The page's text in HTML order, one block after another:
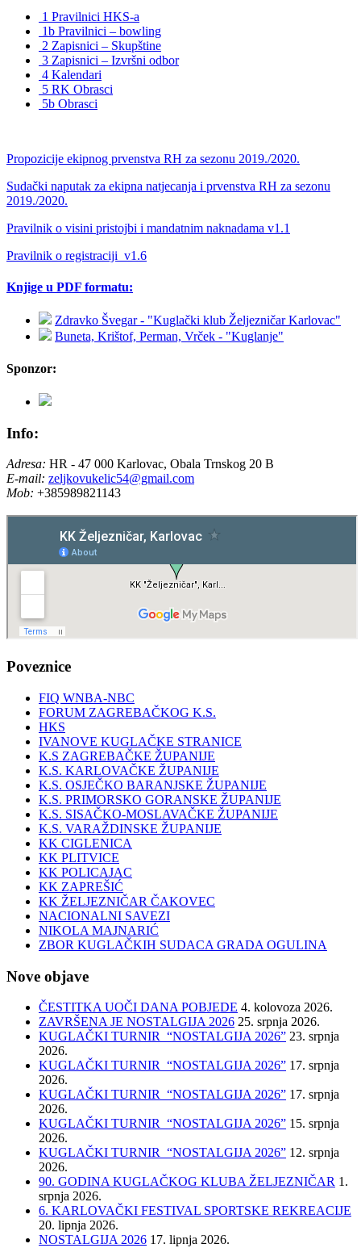
1 Pravilnici HKS-a
1b Pravilnici – bowling
2 Zapisnici – Skupštine
3 Zapisnici – Izvršni odbor
4 Kalendari
5 RK Obrasci
5b Obrasci
Propozicije ekipnog prvenstva RH za sezonu 2019./2020.
Sudački naputak za ekipna natjecanja i prvenstva RH za sezonu
2019./2020.
Pravilnik o visini pristojbi i mandatnim naknadama v1.1
Pravilnik o registraciji_v1.6
Knjige u PDF formatu:
Zdravko Švegar - "Kuglački klub Željezničar Karlovac"
Buneta, Krištof, Perman, Vrček - "Kuglanje"
Sponzor:
Info:
Adresa: HR - 47 000 Karlovac, Obala Trnskog 20 B
E-mail: zeljkovukelic54@gmail.com
Mob: +385989821143
Poveznice
FIQ WNBA-NBC
FORUM ZAGREBAČKOG K.S.
HKS
IVANOVE KUGLAČKE STRANICE
K.S ZAGREBAČKE ŽUPANIJE
K.S. KARLOVAČKE ŽUPANIJE
K.S. OSJEČKO BARANJSKE ŽUPANIJE
K.S. PRIMORSKO GORANSKE ŽUPANIJE
K.S. SISAČKO-MOSLAVAČKE ŽUPANIJE
K.S. VARAŽDINSKE ŽUPANIJE
KK CIGLENICA
KK PLITVICE
KK POLICAJAC
KK ZAPREŠIĆ
KK ŽELJEZNIČAR ČAKOVEC
NACIONALNI SAVEZI
NIKOLA MAJNARIĆ
ZBOR KUGLAČKIH SUDACA GRADA OGULINA
Nove objave
ČESTITKA UOČI DANA POBJEDE 4. kolovoza 2026.
ZAVRŠENA JE NOSTALGIJA 2026 25. srpnja 2026.
KUGLAČKI TURNIR “NOSTALGIJA 2026” 23. srpnja
2026.
KUGLAČKI TURNIR “NOSTALGIJA 2026” 17. srpnja
2026.
KUGLAČKI TURNIR “NOSTALGIJA 2026” 17. srpnja
2026.
KUGLAČKI TURNIR “NOSTALGIJA 2026” 15. srpnja
2026.
KUGLAČKI TURNIR “NOSTALGIJA 2026” 12. srpnja
2026.
90. GODINA KUGLAČKOG KLUBA ŽELJEZNIČAR 1.
srpnja 2026.
6. KARLOVAČKI FESTIVAL SPORTSKE REKREACIJE
20. lipnja 2026.
NOSTALGIJA 2026 17. lipnja 2026.